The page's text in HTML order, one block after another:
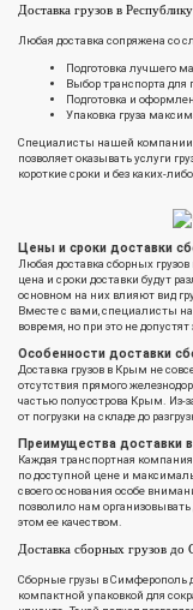
Доставка грузов в
Любая доставка сопряжена со
Подготовка лучшего
Выбор транспорта для
Подготовка и
Упаковка груза
Специалисты нашей компании
позволяет оказывать услуги
короткие сроки и без каких-
Цены и сроки доставки
Любая доставка сборных
цена и сроки доставки будут
основном на них влияют вид
Вместе с вами, специалисты
вовремя, но при это не
Особенности доставки
Доставка грузов в Крым не
отсутствия прямого
частью полуострова Крым. Из-
от погрузки на складе до
Преимущества доставки
Каждая транспортная
по доступной цене и
своего основания особе
позволило нам
этом ее качеством.
Доставка сборных грузов до
Сборные грузы в Симферополь
компактной упаковкой для